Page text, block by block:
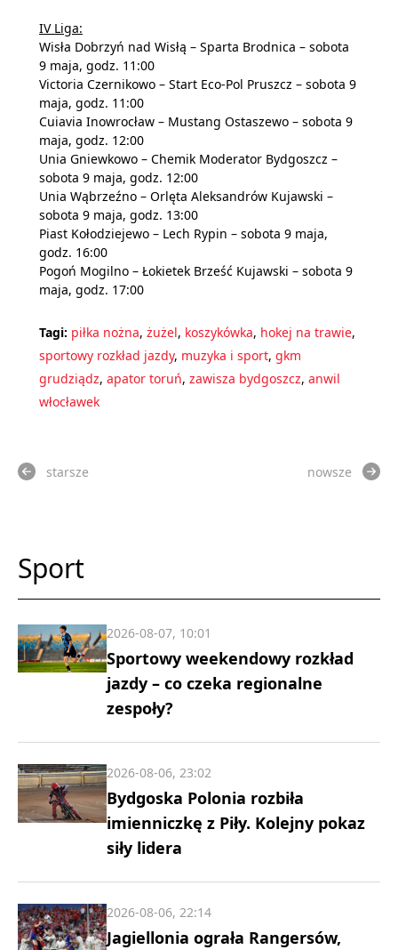
IV Liga:
Wisła Dobrzyń nad Wisłą – Sparta Brodnica – sobota
9 maja, godz. 11:00
Victoria Czernikowo – Start Eco-Pol Pruszcz – sobota 9
maja, godz. 11:00
Cuiavia Inowrocław – Mustang Ostaszewo – sobota 9
maja, godz. 12:00
Unia Gniewkowo – Chemik Moderator Bydgoszcz –
sobota 9 maja, godz. 12:00
Unia Wąbrzeźno – Orlęta Aleksandrów Kujawski –
sobota 9 maja, godz. 13:00
Piast Kołodziejewo – Lech Rypin – sobota 9 maja,
godz. 16:00
Pogoń Mogilno – Łokietek Brześć Kujawski – sobota 9
maja, godz. 17:00
Tagi: piłka nożna, żużel, koszykówka, hokej na trawie,
sportowy rozkład jazdy, muzyka i sport, gkm
grudziądz, apator toruń, zawisza bydgoszcz, anwil
włocławek
starsze nowsze
Sport
Sportowy weekendowy rozkład
jazdy – co czeka regionalne
zespoły?
2026-08-07, 10:01
Bydgoska Polonia rozbiła
imienniczkę z Piły. Kolejny pokaz
siły lidera
2026-08-06, 23:02
Jagiellonia ograła Rangersów,
2026-08-06, 22:14